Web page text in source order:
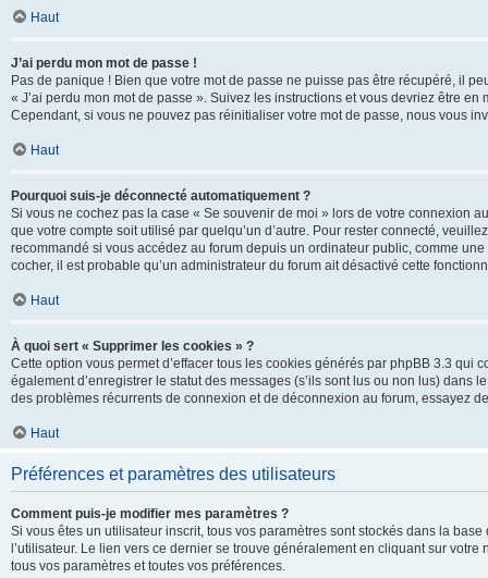
Haut
J’ai perdu mon mot de passe !
Pas de panique ! Bien que votre mot de passe ne puisse pas être récupéré, il
« J’ai perdu mon mot de passe ». Suivez les instructions et vous devriez être
Cependant, si vous ne pouvez pas réinitialiser votre mot de passe, nous vous
Haut
Pourquoi suis-je déconnecté automatiquement ?
Si vous ne cochez pas la case « Se souvenir de moi » lors de votre connexion
que votre compte soit utilisé par quelqu’un d’autre. Pour rester connecté,
recommandé si vous accédez au forum depuis un ordinateur public, comme
cocher, il est probable qu’un administrateur du forum ait désactivé cette
Haut
À quoi sert « Supprimer les cookies » ?
Cette option vous permet d’effacer tous les cookies générés par phpBB 3.3
également d’enregistrer le statut des messages (s’ils sont lus ou non lus)
des problèmes récurrents de connexion et de déconnexion au forum, essayez
Haut
Préférences et paramètres des utilisateurs
Comment puis-je modifier mes paramètres ?
Si vous êtes un utilisateur inscrit, tous vos paramètres sont stockés dans la
l’utilisateur. Le lien vers ce dernier se trouve généralement en cliquant sur
tous vos paramètres et toutes vos préférences.